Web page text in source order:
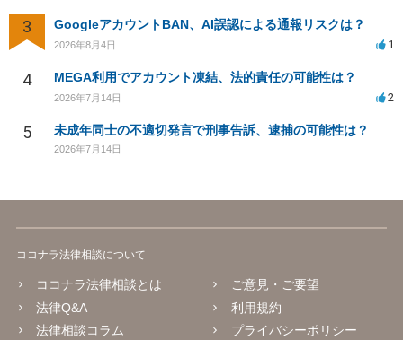
3 GoogleアカウントBAN、AI誤認による通報リスクは？
2026年8月4日 1
4 MEGA利用でアカウント凍結、法的責任の可能性は？
2026年7月14日 2
5 未成年同士の不適切発言で刑事告訴、逮捕の可能性は？
2026年7月14日
ココナラ法律相談について
ココナラ法律相談とは
法律Q&A
法律相談コラム
ご意見・ご要望
利用規約
プライバシーポリシー